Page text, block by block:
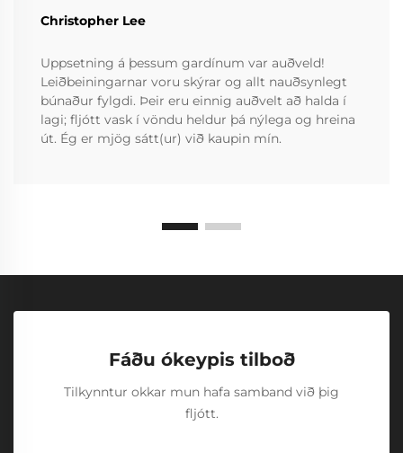
Christopher Lee
Uppsetning á þessum gardínum var auðveld!
Leiðbeiningarnar voru skýrar og allt nauðsynlegt
búnaður fylgdi. Þeir eru einnig auðvelt að halda í
lagi; fljótt vask í vöndu heldur þá nýlega og hreina
út. Ég er mjög sátt(ur) við kaupin mín.
Fáðu ókeypis tilboð
Tilkynntur okkar mun hafa samband við þig
fljótt.